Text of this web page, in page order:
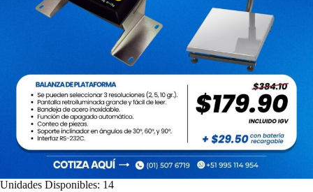
Unidades Disponibles: 14